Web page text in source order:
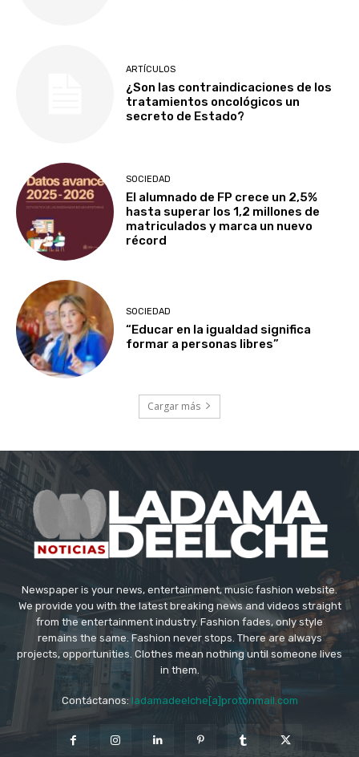
ARTÍCULOS
¿Son las contraindicaciones de los
tratamientos oncológicos un
secreto de Estado?
SOCIEDAD
El alumnado de FP crece un 2,5%
hasta superar los 1,2 millones de
matriculados y marca un nuevo
récord
SOCIEDAD
“Educar en la igualdad significa
formar a personas libres”
Cargar más
Newspaper is your news, entertainment, music fashion website.
We provide you with the latest breaking news and videos straight
from the entertainment industry. Fashion fades, only style
remains the same. Fashion never stops. There are always
projects, opportunities. Clothes mean nothing until someone lives
in them.
Contáctanos: ladamadeelche[a]protonmail.com